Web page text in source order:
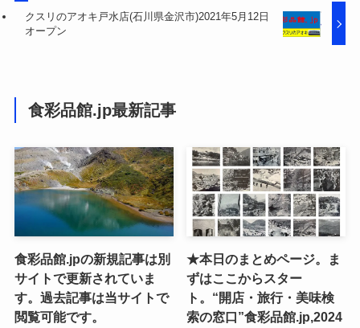
クスリのアオキ戸水店(石川県金沢市)2021年5月12日
オープン
食彩品館.jp最新記事
食彩品館.jpの新規記事は別
サイトで更新されていま
す。過去記事は当サイトで
閲覧可能です。
★本日のまとめページ。ま
ずはここからスター
ト。“開店・旅行・美味検
索の窓口”食彩品館.jp,2024